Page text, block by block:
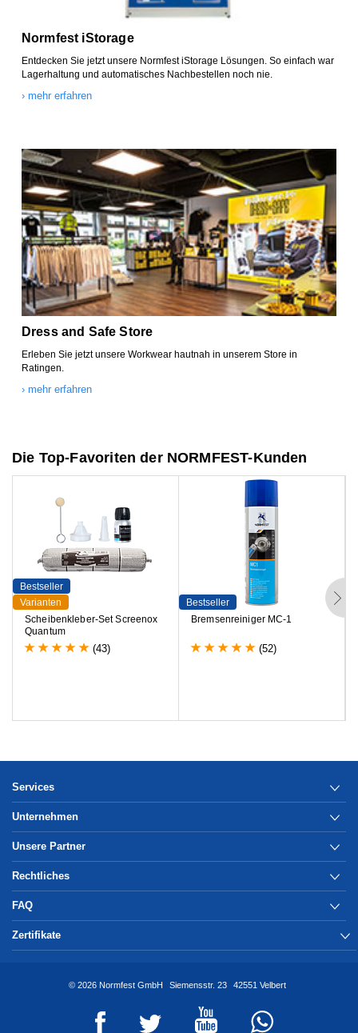
Normfest iStorage
Entdecken Sie jetzt unsere Normfest iStorage Lösungen. So einfach war
Lagerhaltung und automatisches Nachbestellen noch nie.
› mehr erfahren
Dress and Safe Store
Erleben Sie jetzt unsere Workwear hautnah in unserem Store in
Ratingen.
› mehr erfahren
Die Top-Favoriten der NORMFEST-Kunden
Varianten
Bestseller
Scheibenkleber-Set Screenox
Quantum
(43)
Bestseller
Bremsenreiniger MC-1
(52)
Services
Unternehmen
Unsere Partner
Rechtliches
FAQ
Zertifikate
© 2026 Normfest GmbH Siemensstr. 23 42551 Velbert